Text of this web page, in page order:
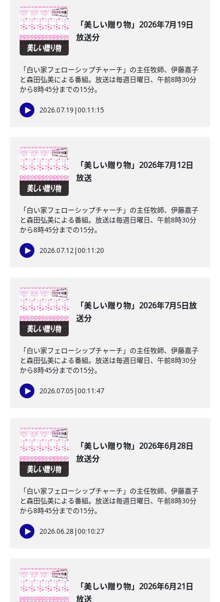
「美しい贈り物」2026年7月19日
放送分
「白い家フェローシップチャーチ」の主任牧師、伊藤嘉子
と森田弘美による番組。放送は毎週日曜日、午前8時30分
から8時45分までの15分。
2026.07.19 |00:11:15
「美しい贈り物」2026年7月12日
放送
「白い家フェローシップチャーチ」の主任牧師、伊藤嘉子
と森田弘美による番組。放送は毎週日曜日、午前8時30分
から8時45分までの15分。
2026.07.12|00:11:20
「美しい贈り物」2026年7月5日放
送分
「白い家フェローシップチャーチ」の主任牧師、伊藤嘉子
と森田弘美による番組。放送は毎週日曜日、午前8時30分
から8時45分までの15分。
2026.07.05 |00:11:47
「美しい贈り物」2026年6月28日
放送分
「白い家フェローシップチャーチ」の主任牧師、伊藤嘉子
と森田弘美による番組。放送は毎週日曜日、午前8時30分
から8時45分までの15分。
2026.06.28 |00:10:27
「美しい贈り物」2026年6月21日
放送